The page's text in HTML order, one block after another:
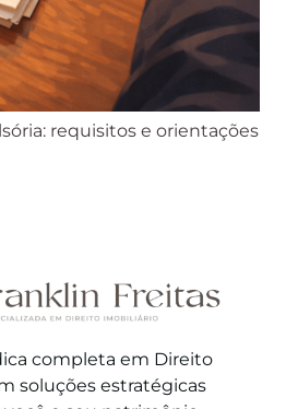
requisitos e orientações
completa em Direito
soluções estratégicas